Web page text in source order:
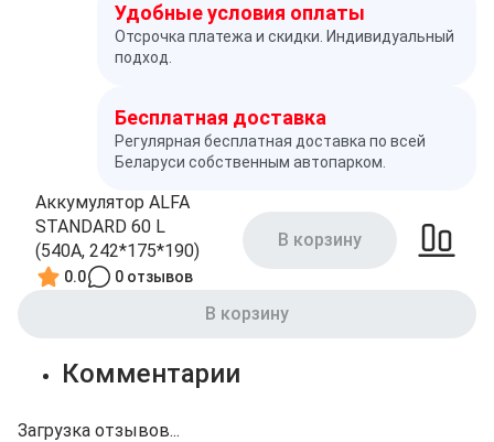
Удобные условия оплаты
Отсрочка платежа и скидки. Индивидуальный
подход.
Бесплатная доставка
Регулярная бесплатная доставка по всей
Беларуси собственным автопарком.
Аккумулятор ALFA
STANDARD 60 L
(540A, 242*175*190)
0.0 0 отзывов
В корзину
В корзину
Комментарии
Загрузка отзывов...